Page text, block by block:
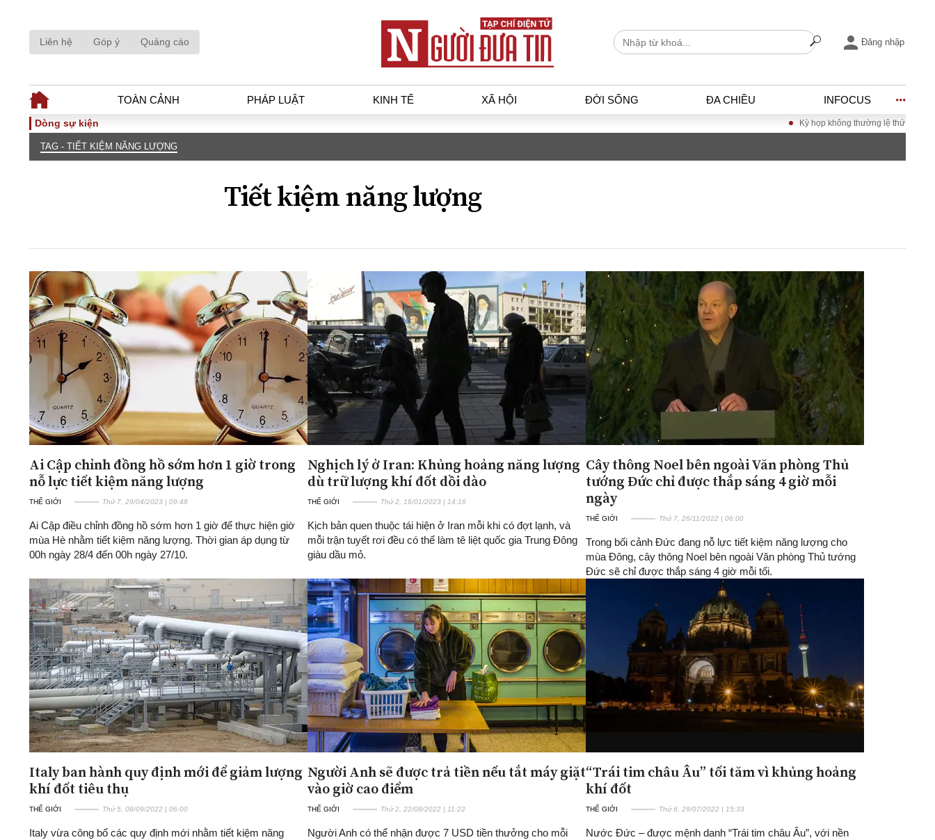
Liên hệ Góp ý Quảng cáo Đăng nhập
TOÀN CẢNH PHÁP LUẬT KINH TẾ XÃ HỘI ĐỜI SỐNG ĐA CHIỀU INFOCUS
TOÀN CẢNH
Thế giới
Góc nhìn luật gia
Hồ sơ điều tra
An ninh - Hình sự
Tài chính - Ngân hàng
Kinh tế vĩ mô
Xu hướng thị trường
Tiêu dùng và dư luận
Công nghệ
Giao thông – Đô thị
ĐA CHIỀU
Quan điểm
Xi nhan Trái Phải
Bạn đọc viết
INFOCUS
Đăng ký tin tức mới
Dòng sự kiện Kỳ họp không thường lệ thứ nhất, Quốc hội
TAG - TIẾT KIỆM NĂNG LƯỢNG
Tiết kiệm năng lượng
Ai Cập chỉnh đồng hồ sớm hơn 1 giờ trong
nỗ lực tiết kiệm năng lượng
THẾ GIỚI Thứ 7, 29/04/2023 | 09:48
Ai Cập điều chỉnh đồng hồ sớm hơn 1 giờ để thực hiện giờ
mùa Hè nhằm tiết kiệm năng lượng. Thời gian áp dụng từ
00h ngày 28/4 đến 00h ngày 27/10.
Nghịch lý ở Iran: Khủng hoảng năng lượng
dù trữ lượng khí đốt dồi dào
THẾ GIỚI Thứ 2, 16/01/2023 | 14:16
Kịch bản quen thuộc tái hiện ở Iran mỗi khi có đợt lạnh, và
mỗi trận tuyết rơi đều có thể làm tê liệt quốc gia Trung Đông
giàu dầu mỏ.
Cây thông Noel bên ngoài Văn phòng Thủ
tướng Đức chỉ được thắp sáng 4 giờ mỗi
ngày
THẾ GIỚI Thứ 7, 26/11/2022 | 06:00
Trong bối cảnh Đức đang nỗ lực tiết kiệm năng lượng cho
mùa Đông, cây thông Noel bên ngoài Văn phòng Thủ tướng
Đức sẽ chỉ được thắp sáng 4 giờ mỗi tối.
Italy ban hành quy định mới để giảm lượng
khí đốt tiêu thụ
THẾ GIỚI Thứ 5, 08/09/2022 | 06:00
Italy vừa công bố các quy định mới nhằm tiết kiệm năng
Người Anh sẽ được trả tiền nếu tắt máy giặt
vào giờ cao điểm
THẾ GIỚI Thứ 2, 22/08/2022 | 11:22
Người Anh có thể nhận được 7 USD tiền thưởng cho mỗi
“Trái tim châu Âu” tối tăm vì khủng hoảng
khí đốt
THẾ GIỚI Thứ 6, 29/07/2022 | 15:33
Nước Đức – được mệnh danh “Trái tim châu Âu”, với nền